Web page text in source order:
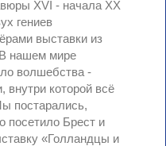
XVI - начала XX
гениев
выставки из
нашем мире
волшебства -
внутри которой всё
постарались,
посетило Брест и
«Голландцы и